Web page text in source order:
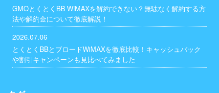
GMOとくとくBB WiMAXを解約できない？無駄なく解約する方
法や解約金について徹底解説！
2026.07.06
とくとくBBとブロードWiMAXを徹底比較！キャッシュバック
や割引キャンペーンも見比べてみました